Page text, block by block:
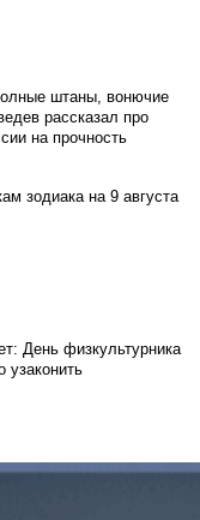
штаны, вонючие
рассказал про
на прочность
зодиака на 9 августа
День физкультурника
узаконить